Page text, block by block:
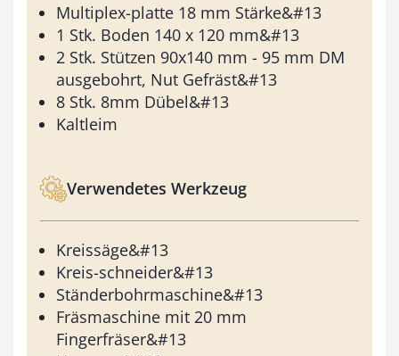
Multiplex-platte 18 mm Stärke&#13
1 Stk. Boden 140 x 120 mm&#13
2 Stk. Stützen 90x140 mm - 95 mm DM
ausgebohrt, Nut Gefräst&#13
8 Stk. 8mm Dübel&#13
Kaltleim
Verwendetes Werkzeug
Kreissäge&#13
Kreis-schneider&#13
Ständerbohrmaschine&#13
Fräsmaschine mit 20 mm
Fingerfräser&#13